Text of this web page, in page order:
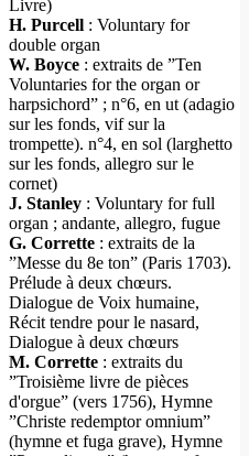
Livre)
H. Purcell : Voluntary for
double organ
W. Boyce : extraits de ”Ten
Voluntaries for the organ or
harpsichord” ; n°6, en ut (adagio
sur les fonds, vif sur la
trompette). n°4, en sol (larghetto
sur les fonds, allegro sur le
cornet)
J. Stanley : Voluntary for full
organ ; andante, allegro, fugue
G. Corrette : extraits de la
”Messe du 8e ton” (Paris 1703).
Prélude à deux chœurs.
Dialogue de Voix humaine,
Récit tendre pour le nasard,
Dialogue à deux chœurs
M. Corrette : extraits du
”Troisième livre de pièces
d'orgue” (vers 1756), Hymne
”Christe redemptor omnium”
(hymne et fuga grave), Hymne